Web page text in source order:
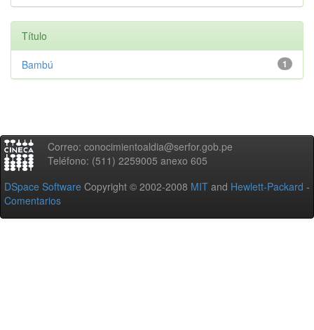
Título
1
Bambú
Correo: conocimientoaldia@serfor.gob.pe
Teléfono: (511) 2259005 anexo 605
DSpace Software Copyright © 2002-2008 MIT and Hewlett-Packard -
Comentarios